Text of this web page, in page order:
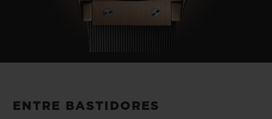
ENTRE BASTIDORES